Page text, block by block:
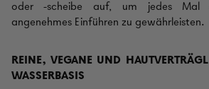
oder -scheibe auf, um jedes Mal
angenehmes Einführen zu gewährleisten.
REINE, VEGANE UND
WASSERBASIS